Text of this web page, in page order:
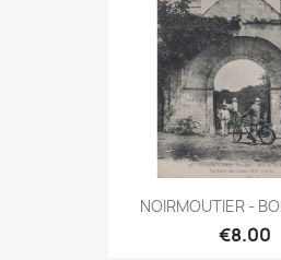
NOIRMOUTIER -
€8.00